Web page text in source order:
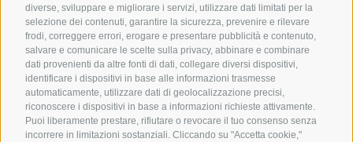
diverse, sviluppare e migliorare i servizi, utilizzare dati limitati per la
selezione dei contenuti, garantire la sicurezza, prevenire e rilevare
frodi, correggere errori, erogare e presentare pubblicità e contenuto,
salvare e comunicare le scelte sulla privacy, abbinare e combinare
dati provenienti da altre fonti di dati, collegare diversi dispositivi,
identificare i dispositivi in base alle informazioni trasmesse
automaticamente, utilizzare dati di geolocalizzazione precisi,
riconoscere i dispositivi in base a informazioni richieste attivamente.
Puoi liberamente prestare, rifiutare o revocare il tuo consenso senza
incorrere in limitazioni sostanziali. Cliccando su "Accetta cookie,"
SYNCRO GROUP PARTNERS: